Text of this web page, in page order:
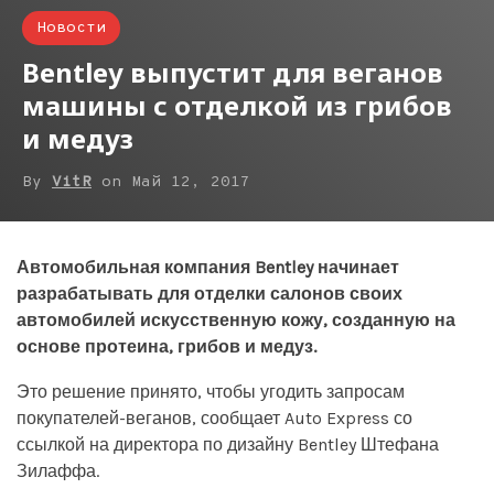
Новости
Bentley выпустит для веганов
машины с отделкой из грибов
и медуз
By VitR on Май 12, 2017
Автомобильная компания Bentley начинает
разрабатывать для отделки салонов своих
автомобилей искусственную кожу, созданную на
основе протеина, грибов и медуз.
Это решение принято, чтобы угодить запросам
покупателей-веганов, сообщает Auto Express со
ссылкой на директора по дизайну Bentley Штефана
Зилаффа.